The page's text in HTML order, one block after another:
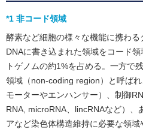
*1 非コード領域
酵素など細胞の様々な機能に携わ
DNAに書き込まれた領域をコード
トゲノムの約1%を占める。一方で
領域（non-coding region）と呼ば
モーターやエンハンサー）、制御
RNA, microRNA、lincRNAなど）、
アなど染色体構造維持に必要な領域